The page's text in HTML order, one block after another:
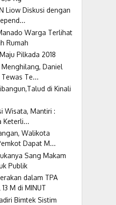
Liow Diskusi dengan
Warga Terlihat
Rumah
Pilkada 2018
Daniel
Te...
di Kinali
Wisata, Mantiri :
Keterli...
Walikota
Dapat M...
Sang Makam
Publik
dalam TPA
M di MINUT
Bimtek Sistim